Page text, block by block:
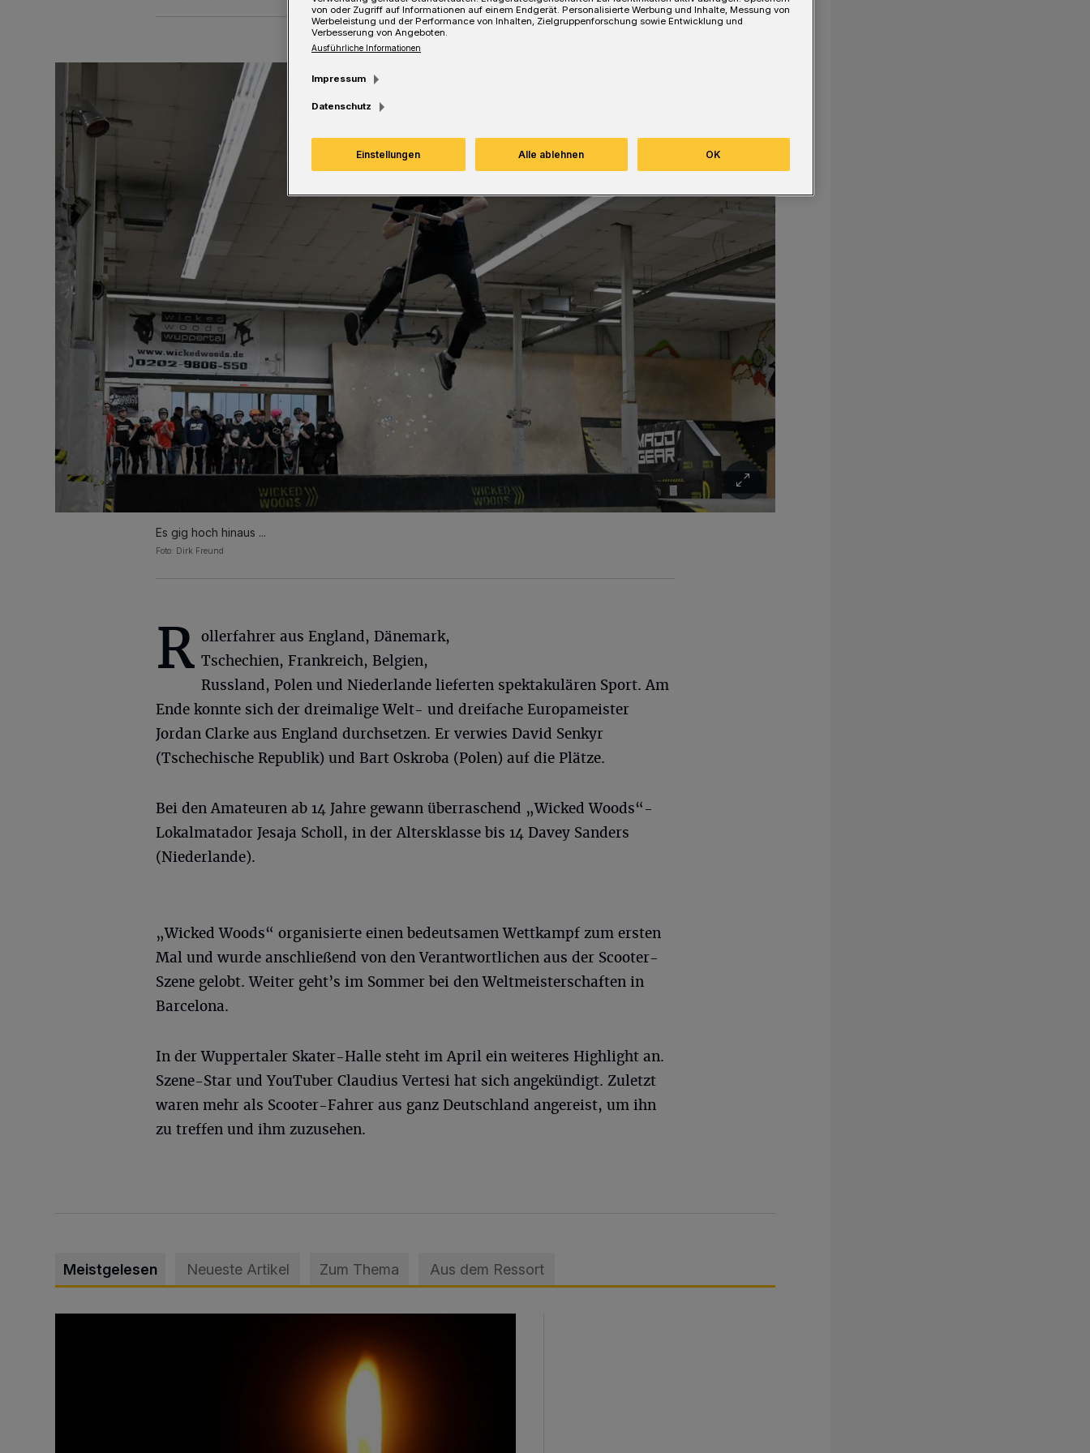
Es gig hoch hinaus ...
Foto: Dirk Freund
R ollerfahrer aus England, Dänemark,
Tschechien, Frankreich, Belgien,
Russland, Polen und Niederlande lieferten spektakulären Sport. Am
Ende konnte sich der dreimalige Welt- und dreifache Europameister
Jordan Clarke aus England durchsetzen. Er verwies David Senkyr
(Tschechische Republik) und Bart Oskroba (Polen) auf die Plätze.
Bei den Amateuren ab 14 Jahre gewann überraschend „Wicked Woods“-
Lokalmatador Jesaja Scholl, in der Altersklasse bis 14 Davey Sanders
(Niederlande).
„Wicked Woods“ organisierte einen bedeutsamen Wettkampf zum ersten
Mal und wurde anschließend von den Verantwortlichen aus der Scooter-
Szene gelobt. Weiter geht’s im Sommer bei den Weltmeisterschaften in
Barcelona.
In der Wuppertaler Skater-Halle steht im April ein weiteres Highlight an.
Szene-Star und YouTuber Claudius Vertesi hat sich angekündigt. Zuletzt
waren mehr als Scooter-Fahrer aus ganz Deutschland angereist, um ihn
zu treffen und ihm zuzusehen.
Meistgelesen Neueste Artikel Zum Thema Aus dem Ressort
von oder Zugriff auf Informationen auf einem Endgerät. Personalisierte Werbung und Inhalte, Messung von
Werbeleistung und der Performance von Inhalten, Zielgruppenforschung sowie Entwicklung und
Verbesserung von Angeboten.
Ausführliche Informationen
Impressum
Datenschutz
Einstellungen Alle ablehnen OK